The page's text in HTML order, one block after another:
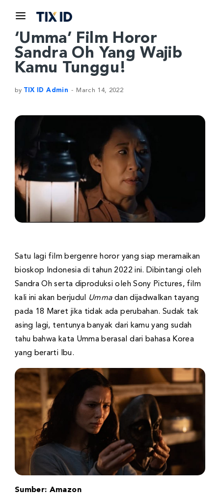
‘Umma’ Film Horor
Sandra Oh Yang Wajib
Kamu Tunggu!
by TIX ID Admin March 14, 2022
Satu lagi film bergenre horor yang siap meramaikan
bioskop Indonesia di tahun 2022 ini. Dibintangi oleh
Sandra Oh serta diproduksi oleh Sony Pictures, film
kali ini akan berjudul
Ummadan dijadwalkan tayang
pada 18 Maret jika tidak ada perubahan. Sudak tak
asing lagi, tentunya banyak dari kamu yang sudah
tahu bahwa kata Umma berasal dari bahasa Korea
yang berarti Ibu.
Sumber: Amazon